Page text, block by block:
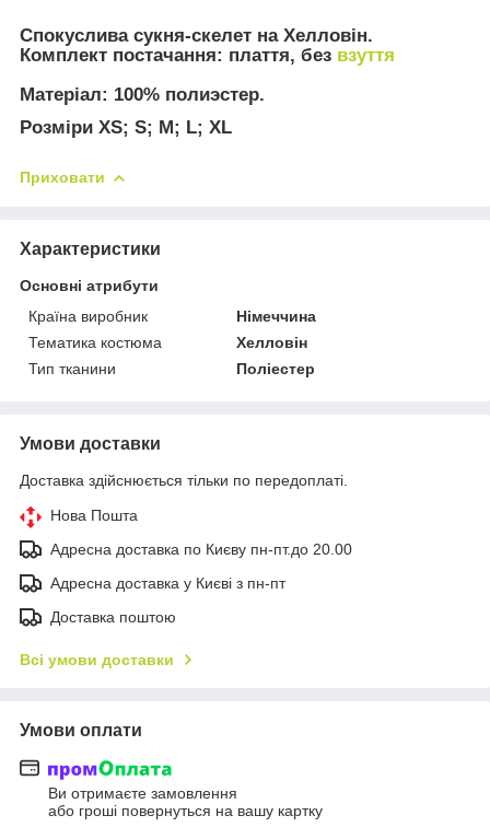
Спокуслива сукня-скелет на Хелловін.
Комплект постачання: плаття, без взуття
Матеріал: 100% полиэстер.
Розміри XS; S; M; L; XL
Приховати
Характеристики
Основні атрибути
Країна виробник
Німеччина
Тематика костюма
Хелловін
Тип тканини
Поліестер
Умови доставки
Доставка здійснюється тільки по передоплаті.
Нова Пошта
Адресна доставка по Києву пн-пт.до 20.00
Адресна доставка у Києві з пн-пт
Доставка поштою
Всі умови доставки
Умови оплати
Ви отримаєте замовлення
або гроші повернуться на вашу картку